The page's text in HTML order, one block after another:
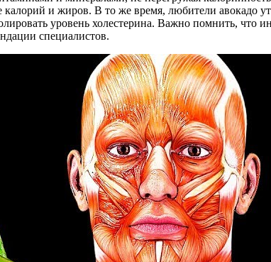
калорий и жиров. В то же время, любители авокадо
уровень холестерина. Важно помнить, что
специалистов.